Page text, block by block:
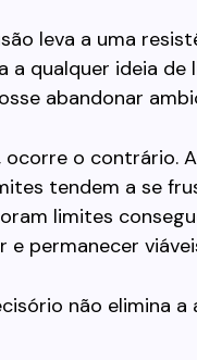
leva a uma
a qualquer ideia de
abandonar
ocorre o contrário.
tendem a se
limites
e permanecer
não elimina a